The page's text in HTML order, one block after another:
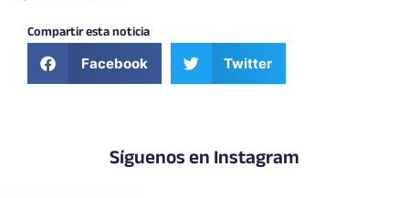
Compartir esta noticia
Facebook Twitter
Síguenos en Instagram